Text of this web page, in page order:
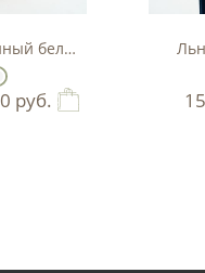
белый костюм-двойка
руб.